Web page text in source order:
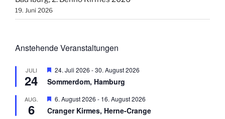
19. Juni 2026
Anstehende Veranstaltungen
JULI
24
H
r
o
r
24. Juli 2026 -30. August 2026
Sommerdom, Hamburg
AUG.
6
H
r
6. August 2026 - 16. August 2026
Cranger Kirmes, Herne-Crange